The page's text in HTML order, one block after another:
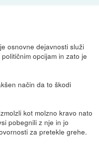
osnovne dejavnosti služi
opcijam in zato je
način da to škodi
kot molzno kravo nato
pobegnili z nje in jo
za pretekle grehe.